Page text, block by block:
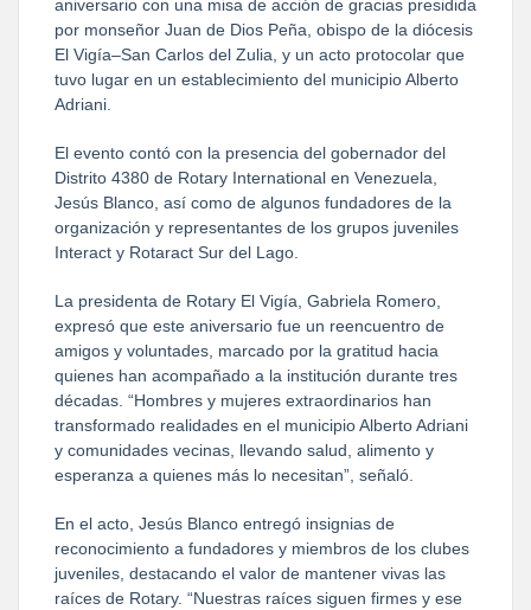
aniversario con una misa de acción de gracias presidida
por monseñor Juan de Dios Peña, obispo de la diócesis
El Vigía–San Carlos del Zulia, y un acto protocolar que
tuvo lugar en un establecimiento del municipio Alberto
Adriani.
El evento contó con la presencia del gobernador del
Distrito 4380 de Rotary International en Venezuela,
Jesús Blanco, así como de algunos fundadores de la
organización y representantes de los grupos juveniles
Interact y Rotaract Sur del Lago.
La presidenta de Rotary El Vigía, Gabriela Romero,
expresó que este aniversario fue un reencuentro de
amigos y voluntades, marcado por la gratitud hacia
quienes han acompañado a la institución durante tres
décadas. “Hombres y mujeres extraordinarios han
transformado realidades en el municipio Alberto Adriani
y comunidades vecinas, llevando salud, alimento y
esperanza a quienes más lo necesitan”, señaló.
En el acto, Jesús Blanco entregó insignias de
reconocimiento a fundadores y miembros de los clubes
juveniles, destacando el valor de mantener vivas las
raíces de Rotary. “Nuestras raíces siguen firmes y ese